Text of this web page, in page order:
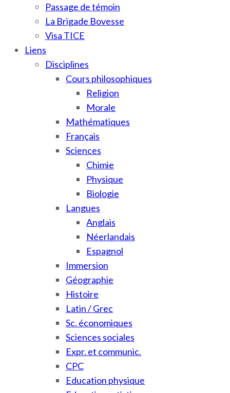
Passage de témoin
La Brigade Bovesse
Visa TICE
Liens
Disciplines
Cours philosophiques
Religion
Morale
Mathématiques
Français
Sciences
Chimie
Physique
Biologie
Langues
Anglais
Néerlandais
Espagnol
Immersion
Géographie
Histoire
Latin / Grec
Sc. économiques
Sciences sociales
Expr. et communic.
CPC
Education physique